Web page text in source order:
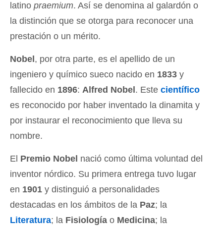
latino praemium. Así se denomina al galardón o
la distinción que se otorga para reconocer una
prestación o un mérito.
Nobel , por otra parte, es el apellido de un
ingeniero y químico sueco nacido en 1833 y
fallecido en 1896: Alfred Nobel . Este científico
es reconocido por haber inventado la dinamita y
por instaurar el reconocimiento que lleva su
nombre.
El Premio Nobel nació como última voluntad del
inventor nórdico. Su primera entrega tuvo lugar
en 1901 y distinguió a personalidades
destacadas en los ámbitos de la Paz; la
Literatura; la Fisiología o Medicina; la